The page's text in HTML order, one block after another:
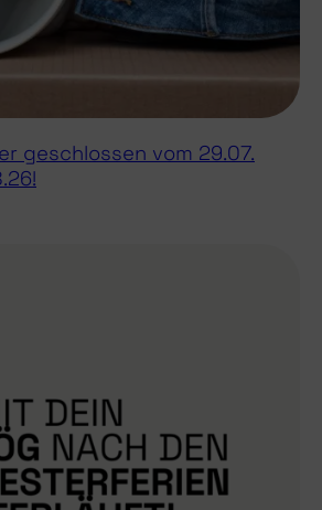
geschlossen vom 29.07.